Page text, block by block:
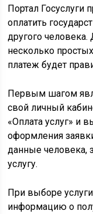
Портал Госуслуги
оплатить
другого
несколько
платеж будет
Первым шагом
свой личный
«Оплата услуг» и
оформления
данные человека,
услугу.
При выборе
информацию о